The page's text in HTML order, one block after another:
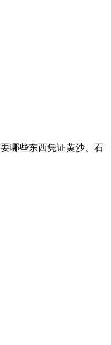
哪些东西凭证黄沙、石